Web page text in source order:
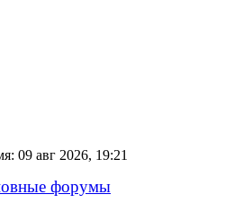
09 авг 2026, 19:21
форумы